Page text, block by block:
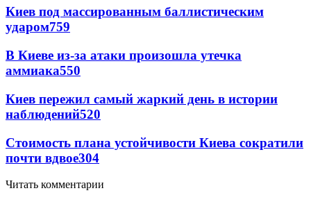
Киев под массированным баллистическим
ударом759
В Киеве из-за атаки произошла утечка
аммиака550
Киев пережил самый жаркий день в истории
наблюдений520
Стоимость плана устойчивости Киева сократили
почти вдвое304
Читать комментарии